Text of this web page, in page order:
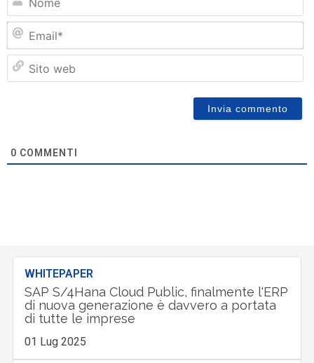
0 COMMENTI
WHITEPAPER
SAP S/4Hana Cloud Public, finalmente l'ERP
di nuova generazione è davvero a portata
di tutte le imprese
01 Lug 2025